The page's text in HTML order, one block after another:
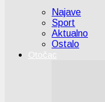
Najave
Sport
Aktualno
Ostalo
Otočac